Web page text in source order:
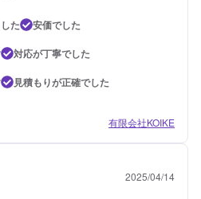
た
安価でした
対応が丁寧でした
見積もりが正確でした
有限会社KOIKE
2025/04/14